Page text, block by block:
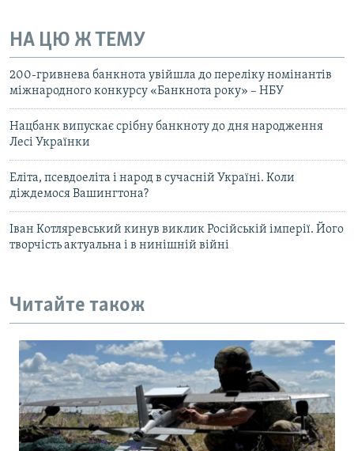
НА ЦЮ Ж ТЕМУ
200-гривнева банкнота увійшла до переліку номінантів
міжнародного конкурсу «Банкнота року» – НБУ
Нацбанк випускає срібну банкноту до дня народження
Лесі Українки
Еліта, псевдоеліта і народ в сучасній Україні. Коли
діждемося Вашингтона?
Іван Котляревський кинув виклик Російській імперії. Його
творчість актуальна і в нинішній війні
Читайте також